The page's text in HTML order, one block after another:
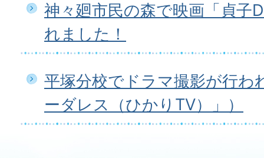
神々廻市民の森で映画「貞子
れました！
平塚分校でドラマ撮影が行わ
ーダレス（ひかりTV）」）